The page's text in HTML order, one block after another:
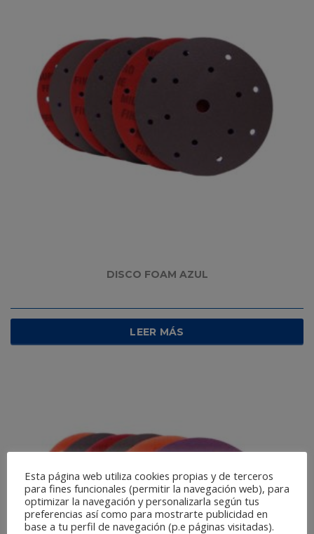
DISCO FOAM AZUL
LEER MÁS
Esta página web utiliza cookies propias y de terceros
para fines funcionales (permitir la navegación web), para
optimizar la navegación y personalizarla según tus
preferencias así como para mostrarte publicidad en
base a tu perfil de navegación (p.e páginas visitadas).